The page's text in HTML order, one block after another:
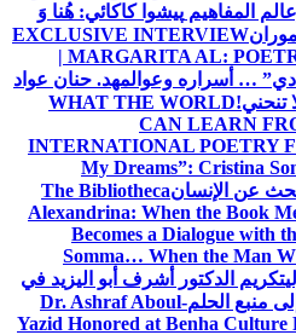
المفاهيم پیشوا کاکائي: هُنا وَ
EXCLUSIVE INTERVIEW
| MARGARITA AL:
… أسراره وعوالمهد. حنان عواد
WHAT THE WORLD
CAN LEARN
INTERNATIONAL POETRY
My Dreams”: Cristina
عن الإنسانThe Bibliotheca
Alexandrina: When the Book
Becomes a Dialogue with
Somma… When the Man
تكريم الدكتور أشرف أبو اليزيد في
منبع الحلمDr. Ashraf Aboul-
Yazid Honored at Benha Culture